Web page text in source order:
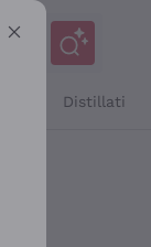
Distillati